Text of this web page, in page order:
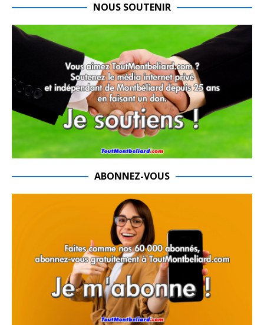
NOUS SOUTENIR
ABONNEZ-VOUS